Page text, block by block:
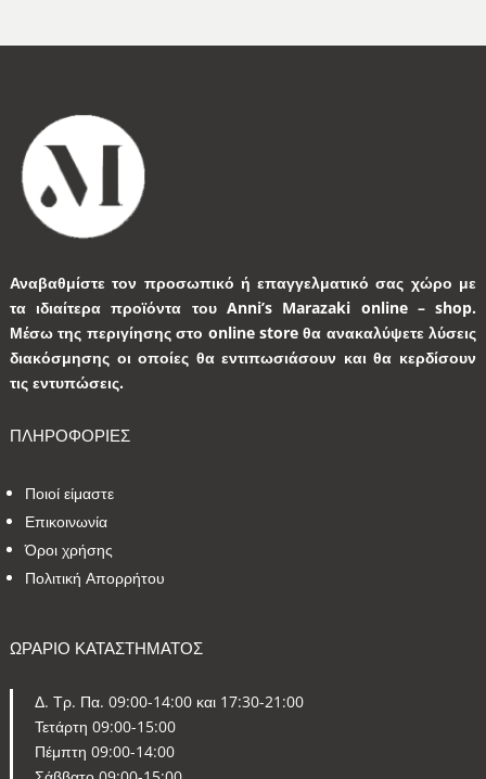
Αναβαθμίστε τον προσωπικό ή επαγγελματικό σας χώρο με
τα ιδιαίτερα προϊόντα του Anni’s Marazaki online – shop.
Μέσω της περιγίησης στο online store θα ανακαλύψετε λύσεις
διακόσμησης οι οποίες θα εντιπωσιάσουν και θα κερδίσουν
τις εντυπώσεις.
ΠΛΗΡΟΦΟΡΙΕΣ
Ποιοί είμαστε
Επικοινωνία
Όροι χρήσης
Πολιτική Απορρήτου
ΩΡΑΡΙΟ ΚΑΤΑΣΤΗΜΑΤΟΣ
Δ. Τρ. Πα. 09:00-14:00 και 17:30-21:00
Τετάρτη 09:00-15:00
Πέμπτη 09:00-14:00